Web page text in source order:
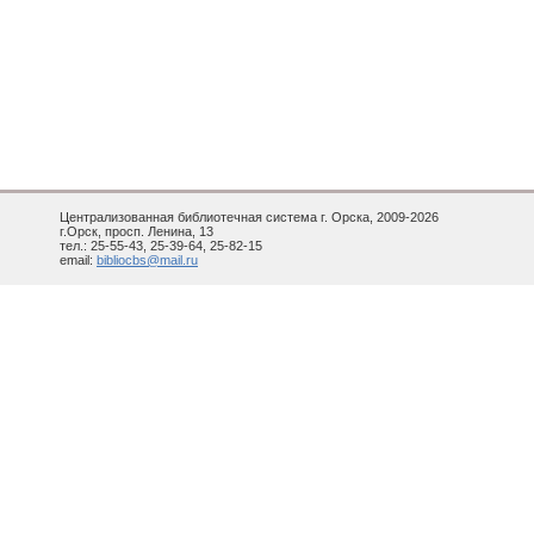
Централизованная библиотечная система г. Орска, 2009-2026
г.Орск, просп. Ленина, 13
тел.: 25-55-43, 25-39-64, 25-82-15
email: bibliocbs@mail.ru